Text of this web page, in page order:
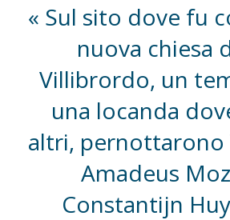
Sul sito dove fu
nuova chiesa
Villibrordo, un
una locanda
altri, pernottarono
Amadeus
Constantijn